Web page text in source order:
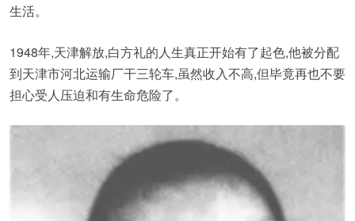
生活。
1948年,天津解放,白方礼的人生真正开始有了起色,他被分配
到天津市河北运输厂干三轮车,虽然收入不高,但毕竟再也不要
担心受人压迫和有生命危险了。